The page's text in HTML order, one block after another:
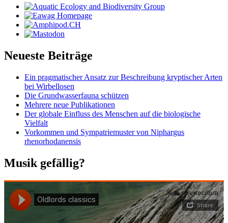
Neueste Beiträge
Ein pragmatischer Ansatz zur Beschreibung kryptischer Arten
bei Wirbellosen
Die Grundwasserfauna schützen
Mehrere neue Publikationen
Der globale Einfluss des Menschen auf die biologische
Vielfalt
Vorkommen und Sympatriemuster von Niphargus
rhenorhodanensis
Musik gefällig?